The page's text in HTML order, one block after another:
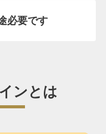
必要です
ンとは